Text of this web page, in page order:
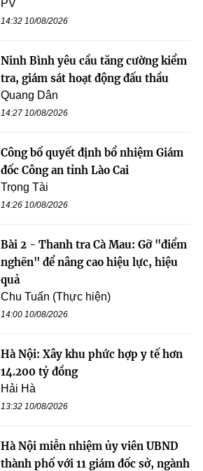
PV
14:32 10/08/2026
Ninh Bình yêu cầu tăng cường kiểm
tra, giám sát hoạt động đấu thầu
Quang Dân
14:27 10/08/2026
Công bố quyết định bổ nhiệm Giám
đốc Công an tỉnh Lào Cai
Trọng Tài
14:26 10/08/2026
Bài 2 - Thanh tra Cà Mau: Gỡ "điểm
nghẽn" để nâng cao hiệu lực, hiệu
quả
Chu Tuấn (Thực hiện)
14:00 10/08/2026
Hà Nội: Xây khu phức hợp y tế hơn
14.200 tỷ đồng
Hải Hà
13:32 10/08/2026
Hà Nội miễn nhiệm ủy viên UBND
thành phố với 11 giám đốc sở, ngành